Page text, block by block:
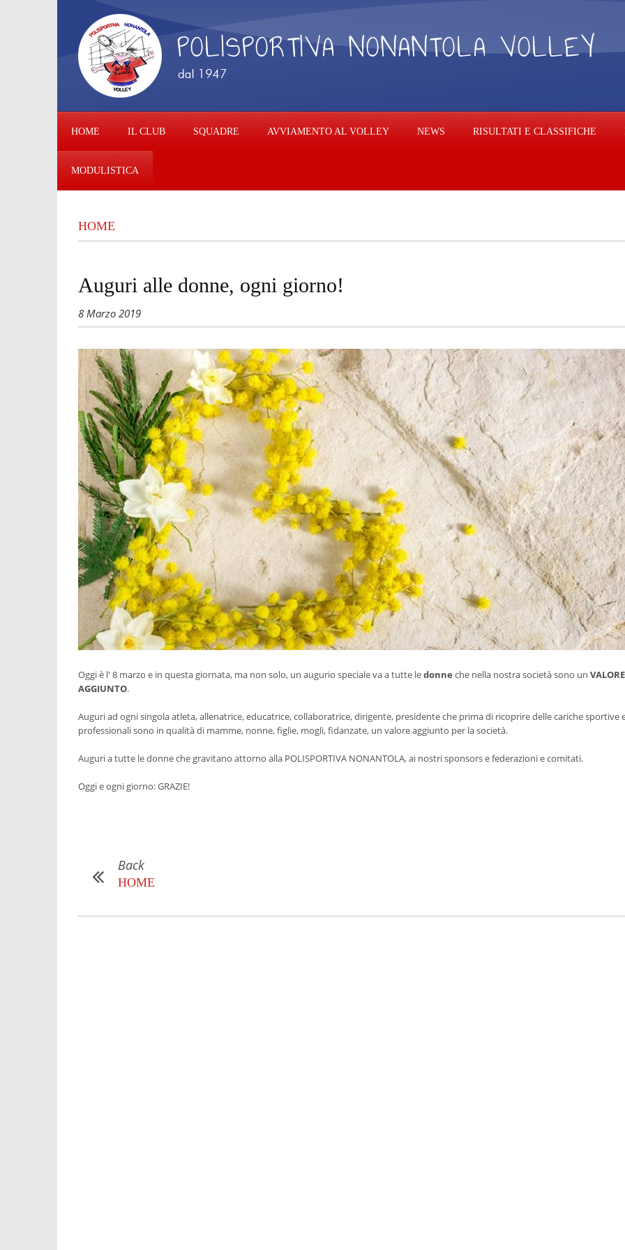
HOME IL CLUB SQUADRE AVVIAMENTO AL VOLLEY NEWS RISULTATI E CLASSIFICHE
MODULISTICA
HOME
Auguri alle donne, ogni giorno!
8 Marzo 2019
Oggi è l' 8 marzo e in questa giornata, ma non solo, un augurio speciale va a tutte ledonne che nella nostra società sono un VALORE
AGGIUNTO.
Auguri ad ogni singola atleta, allenatrice, educatrice, collaboratrice, dirigente, presidente che prima di ricoprire delle cariche sportive
professionali sono in qualità di mamme, nonne, figlie, mogli, fidanzate, un valore aggiunto per la società.
Auguri a tutte le donne che gravitano attorno alla POLISPORTIVA NONANTOLA, ai nostri sponsors e federazioni e comitati.
Oggi e ogni giorno: GRAZIE!
Back
HOME